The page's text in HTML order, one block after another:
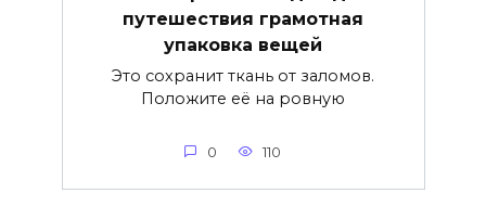
путешествия грамотная
упаковка вещей
Это сохранит ткань от заломов.
Положите её на ровную
0 110